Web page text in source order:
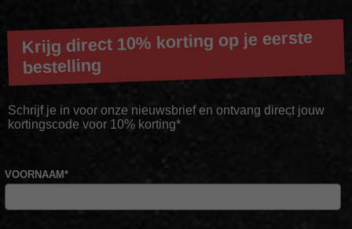
Krijg direct 10% korting op je eerste
bestelling
Schrijf je in voor onze nieuwsbrief en ontvang direct jouw
kortingscode voor 10% korting*
VOORNAAM*